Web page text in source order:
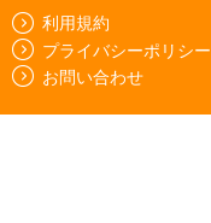
利用規約
プライバシーポリシー
お問い合わせ